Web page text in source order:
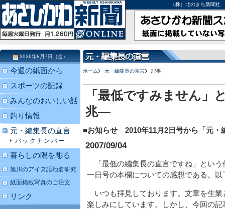
（株）北のまち新聞
ホーム 元・編集長の直言 記事
「最低ですみません」
兆―
■お知らせ 2010年11月2日号から「元・
2007/09/04
「最低の編集長の直言ですね」という
一日号の本欄についての感想である。
いつも拝見しております。文章を生業
楽しみにしています。しかし、今回の記
2026年8月7日（金）
今週の紙面から
スポーツの記録
みんなのおいしい話
釣り情報
元・編集長の直言
バックナンバー
暮らしの隅を彫る
旭川のアイヌ語地名研究
紙面掲載写真のご注文
リンク